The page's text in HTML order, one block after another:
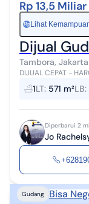
Rp 13,5
Rp Lihat
Dijual
Tambora,
DIJUAL CEPAT - HARGA DI
investasi maupun
Gudang di Tambora
1LT: 571 m²LB:
Diperbarui 2
Jo
Gudang Bisa